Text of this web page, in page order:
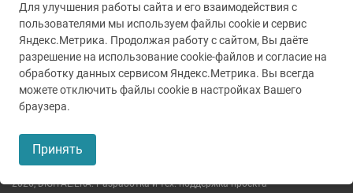
2026,DIGITAL.ERA. Разработка и тех. поддержка проекта
Для улучшения работы сайта и его взаимодействия с
пользователями мы используем файлы cookie и сервис
Яндекс.Метрика. Продолжая работу с сайтом, Вы даёте
разрешение на использование cookie-файлов и согласие на
обработку данных сервисом Яндекс.Метрика. Вы всегда
можете отключить файлы cookie в настройках Вашего
браузера.
Принять